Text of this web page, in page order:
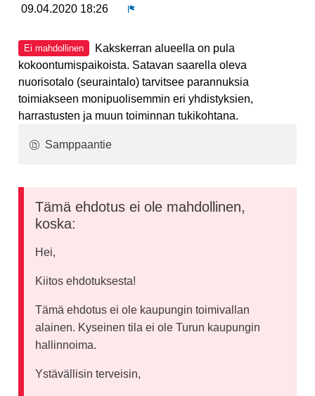
09.04.2020 18:26
Ei mahdollinen
Kakskerran alueella on pula
kokoontumispaikoista. Satavan saarella oleva
nuorisotalo (seuraintalo) tarvitsee parannuksia
toimiakseen monipuolisemmin eri yhdistyksien,
harrastusten ja muun toiminnan tukikohtana.
Samppaantie
Tämä ehdotus ei ole mahdollinen,
koska:
Hei,
Kiitos ehdotuksesta!
Tämä ehdotus ei ole kaupungin toimivallan
alainen. Kyseinen tila ei ole Turun kaupungin
hallinnoima.
Ystävällisin terveisin,